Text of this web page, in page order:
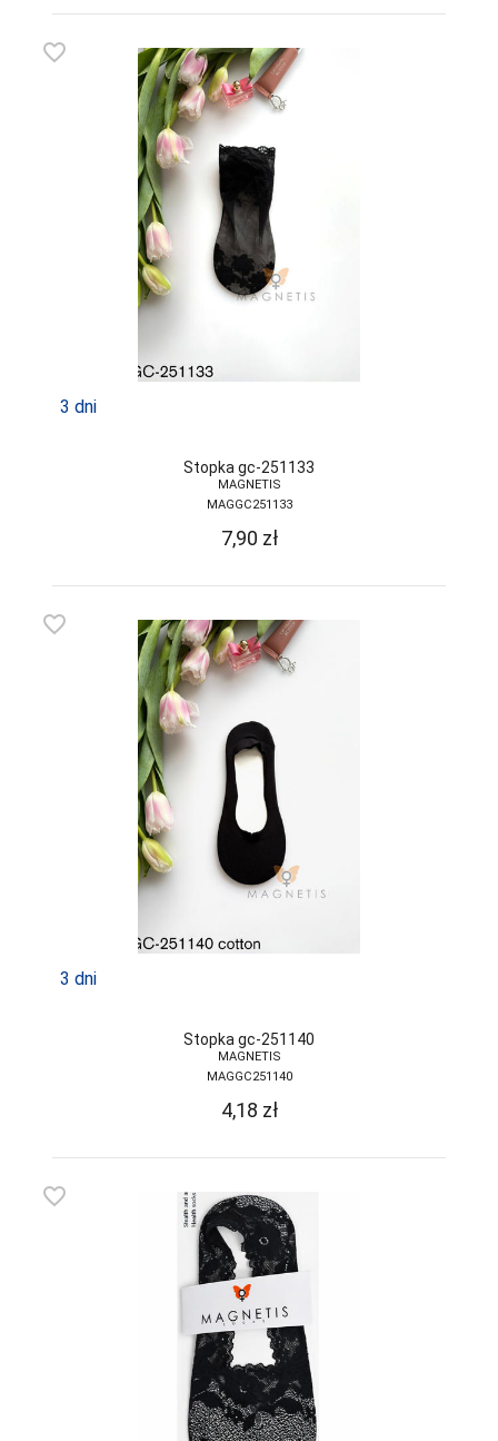
favorite_border
3 dni
Stopka gc-251133
MAGNETIS
MAGGC251133
7,90 zł
favorite_border
3 dni
Stopka gc-251140
MAGNETIS
MAGGC251140
4,18 zł
favorite_border